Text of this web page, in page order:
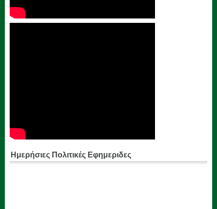
Ημερήσιες Πολιτικές Εφημεριδες